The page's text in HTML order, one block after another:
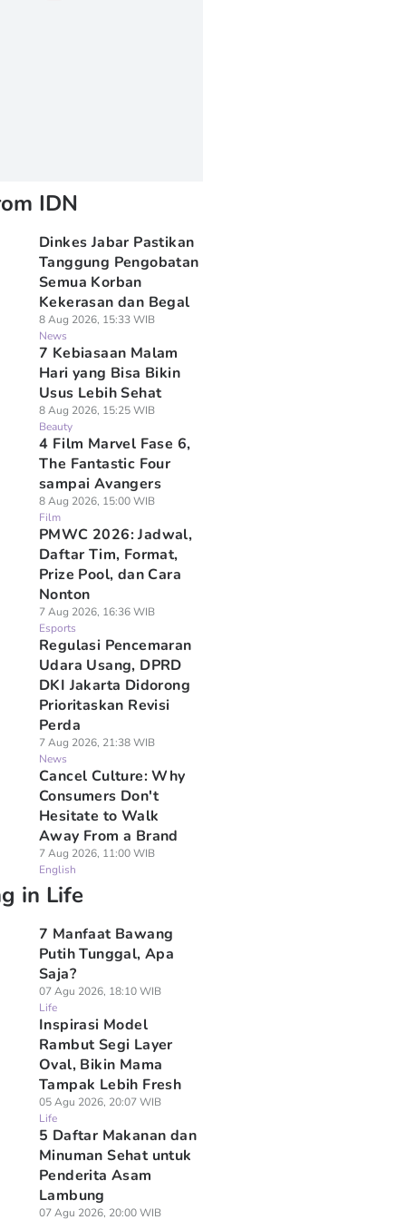
IDN
Dinkes Jabar Pastikan
Tanggung Pengobatan
Semua Korban
Kekerasan dan Begal
8 Aug 2026, 15:33 WIB
News
7 Kebiasaan Malam
Hari yang Bisa Bikin
Usus Lebih Sehat
8 Aug 2026, 15:25 WIB
Beauty
4 Film Marvel Fase 6,
The Fantastic Four
sampai Avangers
8 Aug 2026, 15:00 WIB
Film
PMWC 2026: Jadwal,
Daftar Tim, Format,
Prize Pool, dan Cara
Nonton
7 Aug 2026, 16:36 WIB
Esports
Regulasi Pencemaran
Udara Usang, DPRD
DKI Jakarta Didorong
Prioritaskan Revisi
Perda
7 Aug 2026, 21:38 WIB
News
Cancel Culture: Why
Consumers Don't
Hesitate to Walk
Away From a Brand
7 Aug 2026, 11:00 WIB
English
in Life
7 Manfaat Bawang
Putih Tunggal, Apa
Saja?
07 Agu 2026, 18:10 WIB
Life
Inspirasi Model
Rambut Segi Layer
Oval, Bikin Mama
Tampak Lebih Fresh
05 Agu 2026, 20:07 WIB
Life
5 Daftar Makanan dan
Minuman Sehat untuk
Penderita Asam
Lambung
07 Agu 2026, 20:00 WIB